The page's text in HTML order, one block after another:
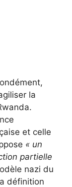
la
et celle
« un
partielle
nazi du
définition